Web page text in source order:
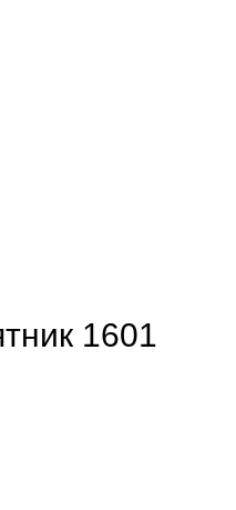
1601